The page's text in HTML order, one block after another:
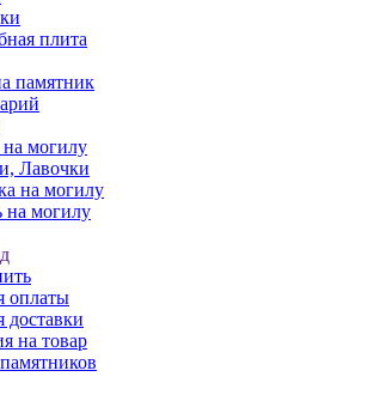
плита
памятник
могилу
Лавочки
на могилу
могилу
оплаты
доставки
на товар